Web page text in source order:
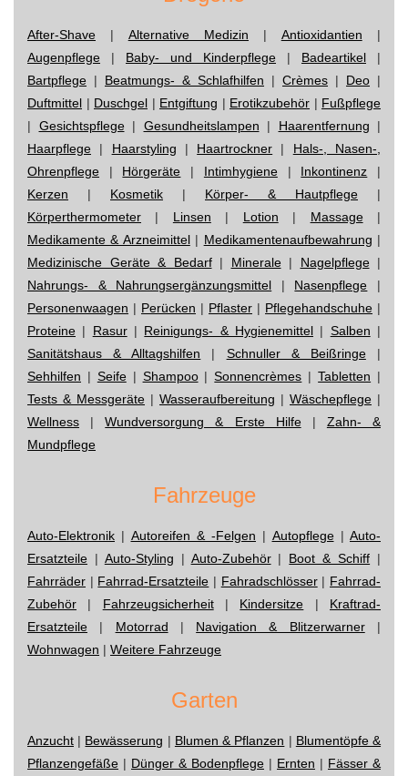
After-Shave | Alternative Medizin | Antioxidantien |
Augenpflege | Baby- und Kinderpflege | Badeartikel |
Bartpflege | Beatmungs- & Schlafhilfen | Crèmes | Deo |
Duftmittel | Duschgel | Entgiftung | Erotikzubehör | Fußpflege
| Gesichtspflege| Gesundheitslampen | Haarentfernung |
Haarpflege | Haarstyling | Haartrockner | Hals-, Nasen-,
Ohrenpflege | Hörgeräte | Intimhygiene| Inkontinenz |
Kerzen | Kosmetik | Körper- & Hautpflege |
Körperthermometer | Linsen | Lotion | Massage|
Medikamente & Arzneimittel| Medikamentenaufbewahrung |
Medizinische Geräte & Bedarf| Minerale| Nagelpflege|
Nahrungs- & Nahrungsergänzungsmittel | Nasenpflege |
Personenwaagen | Perücken | Pflaster | Pflegehandschuhe |
Proteine | Rasur| Reinigungs- & Hygienemittel | Salben |
Sanitätshaus & Alltagshilfen | Schnuller & Beißringe|
Sehhilfen | Seife| Shampoo|Sonnencrèmes |Tabletten |
Tests & Messgeräte | Wasseraufbereitung | Wäschepflege |
Wellness |Wundversorgung & Erste Hilfe| Zahn- &
Mundpflege
Fahrzeuge
Auto-Elektronik | Autoreifen & -Felgen | Autopflege| Auto-
Ersatzteile | Auto-Styling | Auto-Zubehör| Boot & Schiff |
Fahrräder | Fahrrad-Ersatzteile | Fahradschlösser| Fahrrad-
Zubehör | Fahrzeugsicherheit| Kindersitze | Kraftrad-
Ersatzteile | Motorrad | Navigation & Blitzerwarner|
Wohnwagen | Weitere Fahrzeuge
Garten
Anzucht | Bewässerung | Blumen & Pflanzen | Blumentöpfe &
Pflanzengefäße | Dünger & Bodenpflege | Ernten | Fässer &